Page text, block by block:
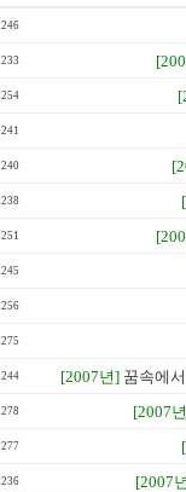
246
233
254
241
240
238
251
245
256
275
244 [2007년] 꿈속에
278 [2007
277
236 [2007